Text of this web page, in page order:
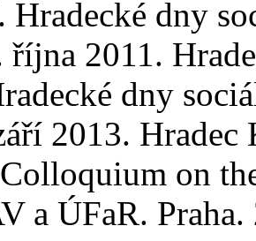
dny
října 2011.
dny
2013. Hradec
on
a ÚFaR.